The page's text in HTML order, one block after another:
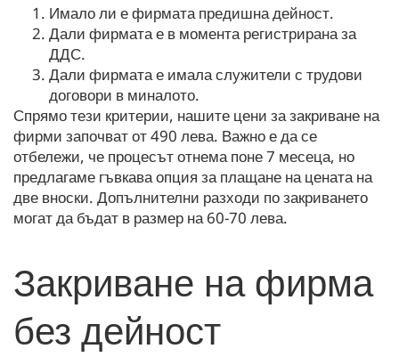
Имало ли е фирмата предишна дейност.
Дали фирмата е в момента регистрирана за
ДДС.
Дали фирмата е имала служители с трудови
договори в миналото.
Спрямо тези критерии, нашите цени за закриване на
фирми започват от 490 лева. Важно е да се
отбележи, че процесът отнема поне 7 месеца, но
предлагаме гъвкава опция за плащане на цената на
две вноски. Допълнителни разходи по закриването
могат да бъдат в размер на 60-70 лева.
Закриване на фирма
без дейност